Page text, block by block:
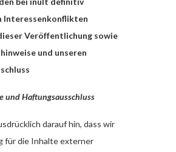
Interessenkonflikten
Veröffentlichung sowie
und unseren
und Haftungsausschluss
darauf hin, dass wir
für die Inhalte externer